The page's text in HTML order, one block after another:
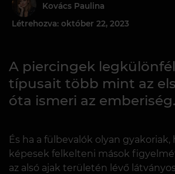
Kovács Paulina
Létrehozva: október 22, 2023
A piercingek
típusait több mint az
óta ismeri az emberiség.
És ha a fülbevalók olyan
képesek felkelteni mások
az alsó ajak területén lévő